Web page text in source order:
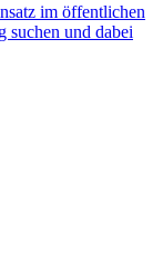
im öffentlichen
suchen und dabei